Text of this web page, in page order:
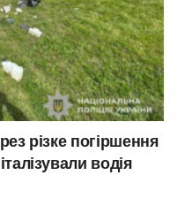
різке погіршення
водія